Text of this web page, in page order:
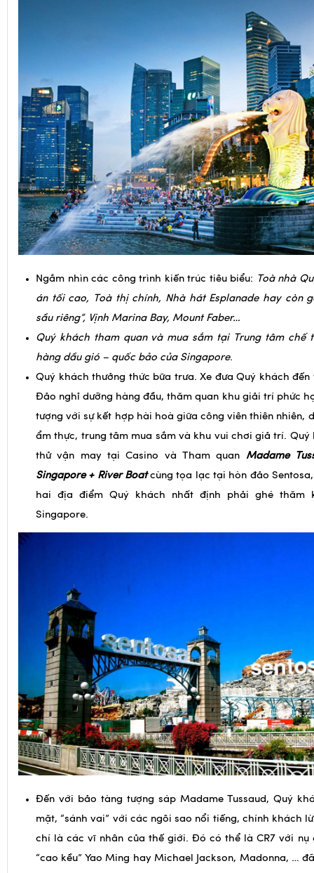
Ngắm nhìn các công trình kiến trúc tiêu biểu:Toà nhà
sầu riêng”, Vịnh Marina Bay, Mount Faber…
Quý khách tham quan và mua sắm tại Trung tâm chế
hàng dầu gió – quốc bảo của Singapore.
Quý khách thưởng thức bữa trưa. Xe đưa Quý khách
Đảo nghỉ dưỡng hàng đầu, thăm quan khu giải trí phức
tượng với sự kết hợp hài hoà giữa công viên thiên nhiên,
ẩm thực, trung tâm mua sắm và khu vui chơi giả trí. Quý
thử vận may tại Casino và Tham quanMadame
Singapore + River Boatcùng tọa lạc tại hòn đảo
hai địa điểm Quý khách nhất định phải ghé thăm
Singapore.
Đến với bảo tàng tượng sáp Madame Tussaud, Quý
chí là các vĩ nhân của thế giới. Đó có thể là CR7 với nụ
“cao kều” Yao Ming hay Michael Jackson, Madonna, …
Quý khách selfie thỏa thích. Tất cả được tái hiện một
thông qua những mô hình sáp, thật khó lòng để tìm ra